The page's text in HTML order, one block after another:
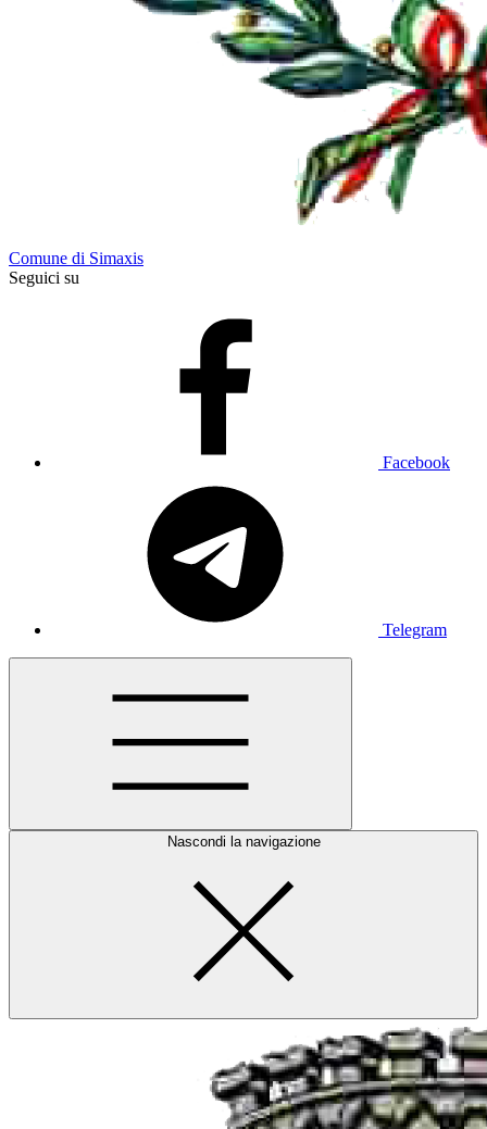
Comune di Simaxis
Seguici su
Facebook
Telegram
Nascondi la navigazione